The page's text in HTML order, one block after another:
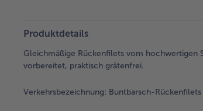
Produktdetails
Gleichmäßige Rückenfilets vom hochwertigen
vorbereitet, praktisch grätenfrei.
Verkehrsbezeichnung: Buntbarsch-